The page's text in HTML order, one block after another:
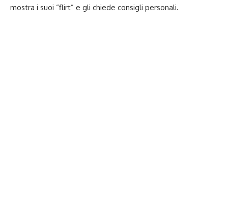
mostra i suoi “flirt” e gli chiede consigli personali.